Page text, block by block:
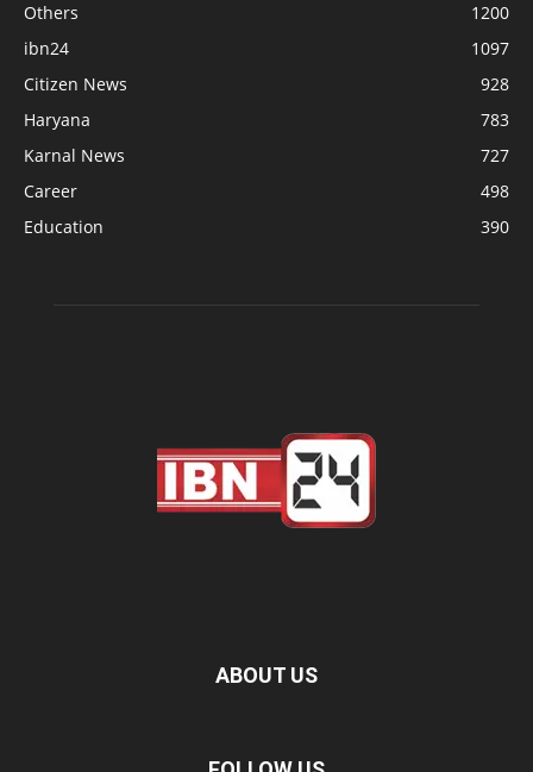
Others
1200
ibn24
1097
Citizen News
928
Haryana
783
Karnal News
727
Career
498
Education
390
ABOUT US